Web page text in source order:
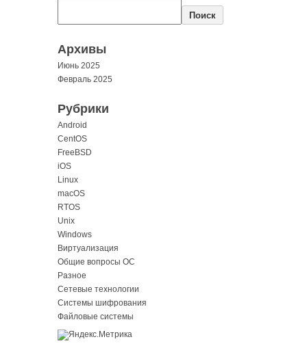
Поиск
Архивы
Июнь 2025
Февраль 2025
Рубрики
Android
CentOS
FreeBSD
iOS
Linux
macOS
RTOS
Unix
Windows
Виртуализация
Общие вопросы ОС
Разное
Сетевые технологии
Системы шифрования
Файловые системы